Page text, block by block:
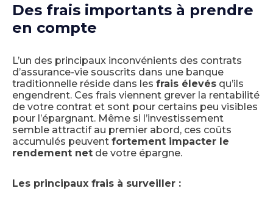
Des frais importants à prendre
en compte
L’un des principaux inconvénients des contrats
d’assurance-vie souscrits dans une banque
traditionnelle réside dans les frais élevés qu’ils
engendrent. Ces frais viennent grever la rentabilité
de votre contrat et sont pour certains peu visibles
pour l’épargnant. Même si l’investissement
semble attractif au premier abord, ces coûts
accumulés peuvent fortement impacter le
rendement net de votre épargne.
Les principaux frais à surveiller :